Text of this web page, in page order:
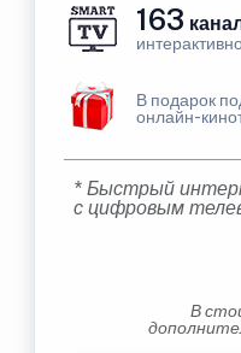
163
В подарок
онлайн-
* Быстрый
с цифровым
В